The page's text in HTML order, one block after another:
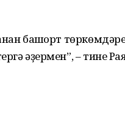
башҡорт
әҙермен”, – тине